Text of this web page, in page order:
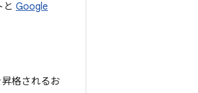
Google
格されるお